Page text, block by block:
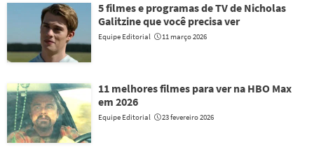
5 filmes e programas de TV de Nicholas
Galitzine que você precisa ver
Equipe Editorial 11 março 2026
11 melhores filmes para ver na HBO Max
em 2026
Equipe Editorial 23 fevereiro 2026